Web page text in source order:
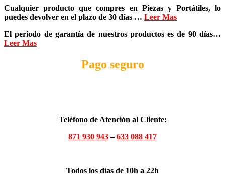
Cualquier producto que compres en Piezas y Portátiles, lo
puedes devolver en el plazo de 30 días … Leer Mas
El periodo de garantía de nuestros productos es de 90 días…
Leer Mas
Pago seguro
Teléfono de Atención al Cliente:
871 930 943–633 088 417
Todos los días de 10h a 22h